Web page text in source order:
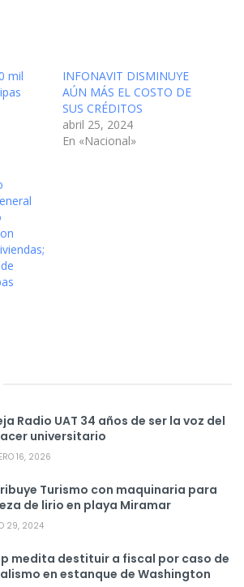
mil
INFONAVIT DISMINUYE
AÚN MÁS EL COSTO DE
SUS CRÉDITOS
abril 25, 2024
En «Nacional»
Radio UAT 34 años de ser la voz del
universitario
16, 2026
Turismo con maquinaria para
de lirio en playa Miramar
29, 2024
medita destituir a fiscal por caso de
en estanque de Washington